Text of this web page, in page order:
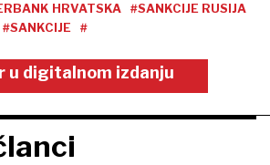
HRVATSKA
#SANKCIJE RUSIJA
#SANKCIJE #
u digitalnom izdanju